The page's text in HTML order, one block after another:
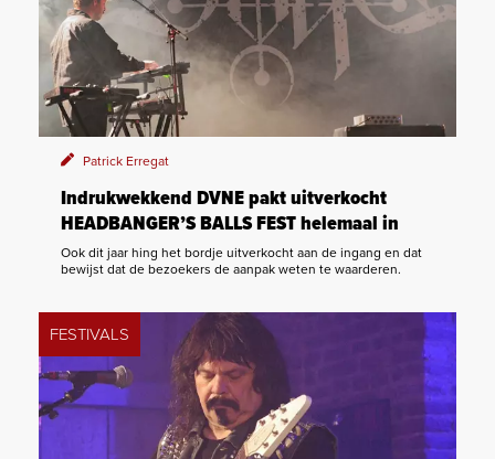
Patrick Erregat
Indrukwekkend DVNE pakt uitverkocht
HEADBANGER’S BALLS FEST helemaal in
Ook dit jaar hing het bordje uitverkocht aan de ingang en dat
bewijst dat de bezoekers de aanpak weten te waarderen.
FESTIVALS